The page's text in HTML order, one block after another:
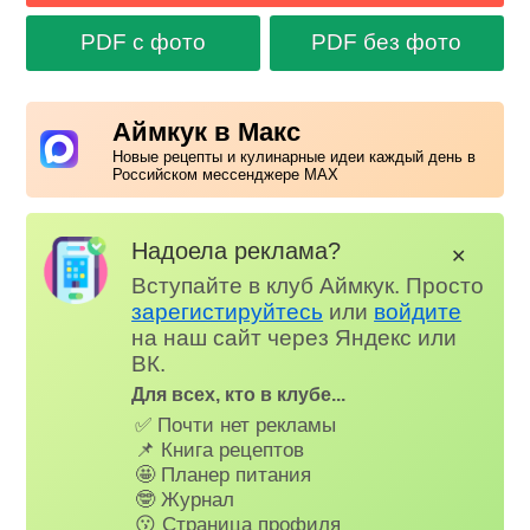
PDF с фото PDF без фото
Аймкук в Макс
Новые рецепты и кулинарные идеи каждый день в
Российском мессенджере MAX
Надоела реклама?
Вступайте в клуб Аймкук. Просто
зарегистируйтесь или войдите
на наш сайт через Яндекс или
ВК.
Для всех, кто в клубе...
✅ Почти нет рекламы
📌 Книга рецептов
🤩 Планер питания
🤓 Журнал
😗 Страница профиля
✕